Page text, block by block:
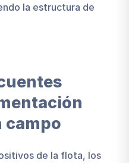
la estructura de
campo
de la flota, los